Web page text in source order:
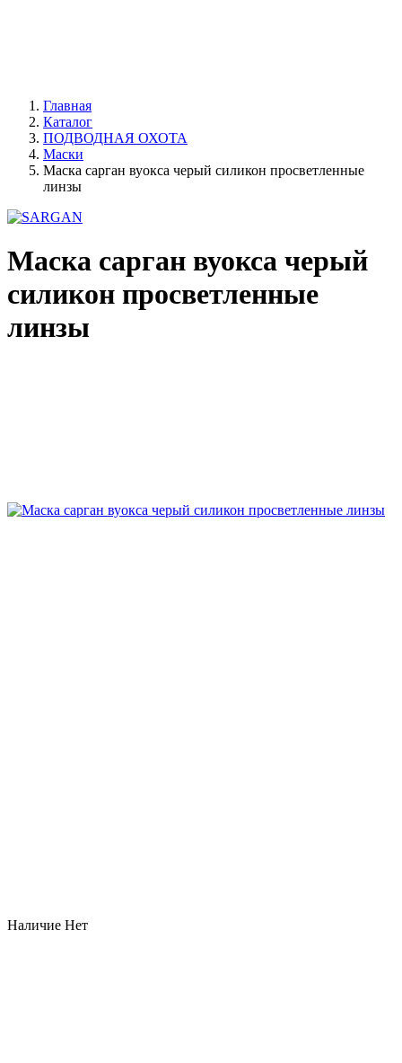
Главная
Каталог
ПОДВОДНАЯ ОХОТА
Маски
Маска сарган вуокса черый силикон просветленные
линзы
Маска сарган вуокса черый
силикон просветленные
линзы
Наличие Нет